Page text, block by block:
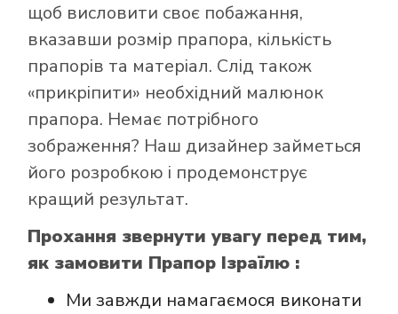
щоб висловити своє побажання,
вказавши розмір прапора, кількість
прапорів та матеріал. Слід також
«прикріпити» необхідний малюнок
прапора. Немає потрібного
зображення? Наш дизайнер займеться
його розробкою і продемонструє
кращий результат.
Прохання звернути увагу перед тим,
як замовити Прапор Ізраїлю :
Ми завжди намагаємося виконати
Як купити прапор
в інтернет-
магазині Лакор: